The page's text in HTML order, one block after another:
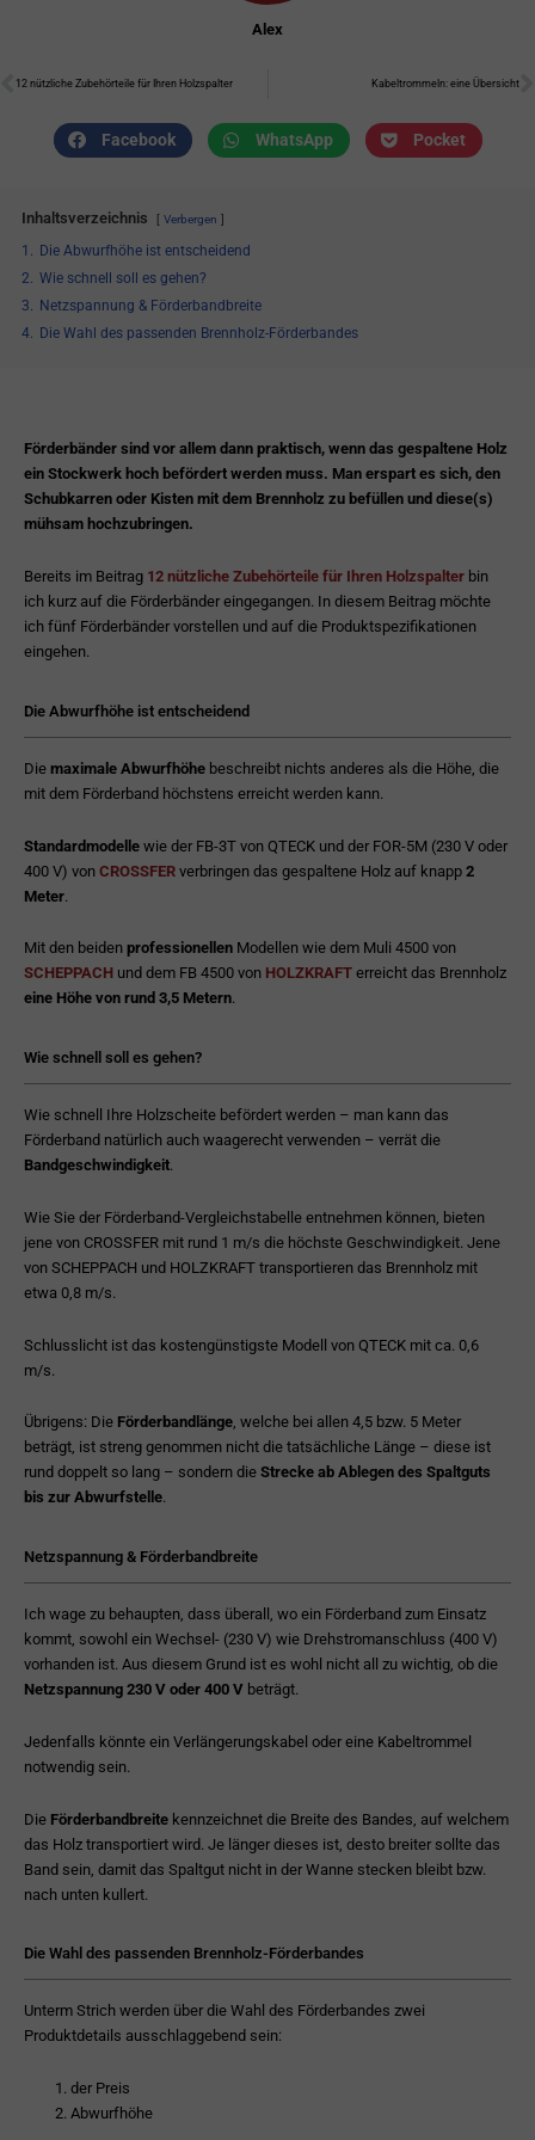
Alex
Zurück
12 nützliche Zubehörteile für Ihren Holzspalter Kabeltrommeln: eine Übersicht
Facebook WhatsApp Pocket
Inhaltsverzeichnis Verbergen
1. Die Abwurfhöhe ist entscheidend
2. Wie schnell soll es gehen?
3. Netzspannung & Förderbandbreite
4. Die Wahl des passenden Brennholz-Förderbandes
Förderbänder sind vor allem dann praktisch, wenn das gespaltene Holz
ein Stockwerk hoch befördert werden muss. Man erspart es sich, den
Schubkarren oder Kisten mit dem Brennholz zu befüllen und diese(s)
mühsam hochzubringen.
Bereits im Beitrag 12 nützliche Zubehörteile für Ihren Holzspalter bin
ich kurz auf die Förderbänder eingegangen. In diesem Beitrag möchte
ich fünf Förderbänder vorstellen und auf die Produktspezifikationen
eingehen.
Die Abwurfhöhe ist entscheidend
Die maximale Abwurfhöhe beschreibt nichts anderes als die Höhe, die
mit dem Förderband höchstens erreicht werden kann.
Standardmodelle wie der FB-3T von QTECK und der FOR-5M (230 V oder
400 V) von CROSSFER verbringen das gespaltene Holz auf knapp 2
Meter.
Mit den beiden professionellen Modellen wie dem Muli 4500 von
SCHEPPACH und dem FB 4500 von HOLZKRAFT erreicht das Brennholz
eine Höhe von rund 3,5 Metern.
Wie schnell soll es gehen?
Wie schnell Ihre Holzscheite befördert werden – man kann das
Förderband natürlich auch waagerecht verwenden – verrät die
Bandgeschwindigkeit.
Wie Sie der Förderband-Vergleichstabelle entnehmen können, bieten
jene von CROSSFER mit rund 1 m/s die höchste Geschwindigkeit. Jene
von SCHEPPACH und HOLZKRAFT transportieren das Brennholz mit
etwa 0,8 m/s.
Schlusslicht ist das kostengünstigste Modell von QTECK mit ca. 0,6
m/s.
Übrigens: Die Förderbandlänge, welche bei allen 4,5 bzw. 5 Meter
beträgt, ist streng genommen nicht die tatsächliche Länge – diese ist
rund doppelt so lang – sondern die Strecke ab Ablegen des Spaltguts
bis zur Abwurfstelle.
Netzspannung & Förderbandbreite
Ich wage zu behaupten, dass überall, wo ein Förderband zum Einsatz
kommt, sowohl ein Wechsel- (230 V) wie Drehstromanschluss (400 V)
vorhanden ist. Aus diesem Grund ist es wohl nicht all zu wichtig, ob die
Netzspannung 230 V oder 400 V beträgt.
Jedenfalls könnte ein Verlängerungskabel oder eine Kabeltrommel
notwendig sein.
Die Förderbandbreite kennzeichnet die Breite des Bandes, auf welchem
das Holz transportiert wird. Je länger dieses ist, desto breiter sollte das
Band sein, damit das Spaltgut nicht in der Wanne stecken bleibt bzw.
nach unten kullert.
Die Wahl des passenden Brennholz-Förderbandes
Unterm Strich werden über die Wahl des Förderbandes zwei
Produktdetails ausschlaggebend sein:
der Preis
Abwurfhöhe